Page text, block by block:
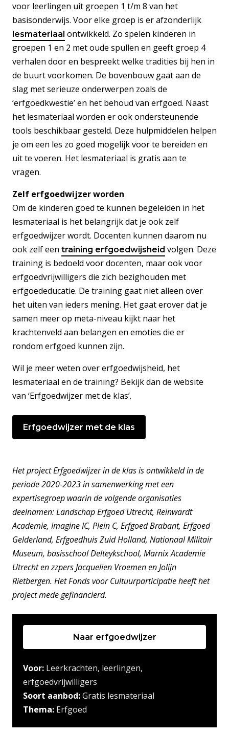
voor leerlingen uit groepen 1 t/m 8 van het
basisonderwijs. Voor elke groep is er afzonderlijk
lesmateriaal ontwikkeld. Zo spelen kinderen in
groepen 1 en 2 met oude spullen en geeft groep 4
verhalen door en bespreekt welke tradities bij hen in
de buurt voorkomen. De bovenbouw gaat aan de
slag met serieuze onderwerpen zoals de
‘erfgoedkwestie’ en het behoud van erfgoed. Naast
het lesmateriaal worden er ook ondersteunende
tools beschikbaar gesteld. Deze hulpmiddelen helpen
je om een les zo goed mogelijk voor te bereiden en
uit te voeren. Het lesmateriaal is gratis aan te
vragen.
Zelf erfgoedwijzer worden
Om de kinderen goed te kunnen begeleiden in het
lesmateriaal is het belangrijk dat je ook zelf
erfgoedwijzer wordt. Docenten kunnen daarom nu
ook zelf een training erfgoedwijsheid volgen. Deze
training is bedoeld voor docenten, maar ook voor
erfgoedvrijwilligers die zich bezighouden met
erfgoededucatie. De training gaat niet alleen over
het uiten van ieders mening. Het gaat erover dat je
samen meer op meta-niveau kijkt naar het
krachtenveld aan belangen en emoties die er
rondom erfgoed kunnen zijn.
Wil je meer weten over erfgoedwijsheid, het
lesmateriaal en de training? Bekijk dan de website
van ‘Erfgoedwijzer met de klas’.
Erfgoedwijzer met de klas
Het project Erfgoedwijzer in de klas is ontwikkeld in de
periode 2020-2023 in samenwerking met een
expertisegroep waarin de volgende organisaties
deelnamen: Landschap Erfgoed Utrecht, Reinwardt
Academie, Imagine IC, Plein C, Erfgoed Brabant, Erfgoed
Gelderland, Erfgoedhuis Zuid Holland, Nationaal Militair
Museum, basisschool Delteykschool, Marnix Academie
Utrecht en zzpers Jacquelien Vroemen en Jolijn
Rietbergen. Het Fonds voor Cultuurparticipatie heeft het
project mede gefinancierd.
Naar erfgoedwijzer
Voor: Leerkrachten, leerlingen,
erfgoedvrijwilligers
Soort aanbod:Gratis lesmateriaal
Thema: Erfgoed